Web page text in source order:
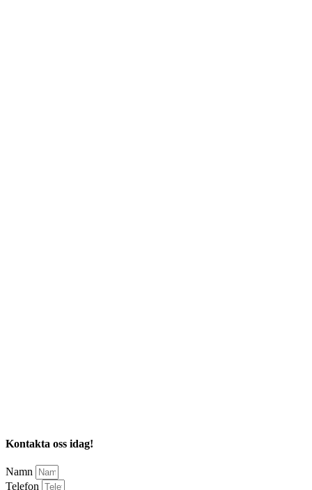
Kontakta oss idag!
Namn
Telefon